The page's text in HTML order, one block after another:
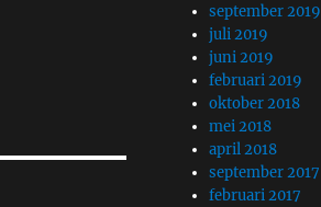
september 2019
juli 2019
juni 2019
februari 2019
oktober 2018
mei 2018
april 2018
september 2017
februari 2017